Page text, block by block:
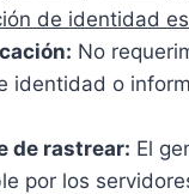
de identidad
No
identidad o
de rastrear: El
por los